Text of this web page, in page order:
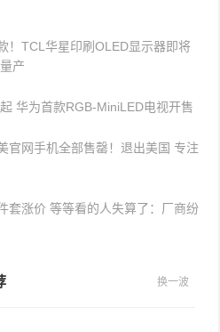
！TCL华星印刷OLED显示器即将
产
华为首款RGB-MiniLED电视开售
官网手机全部售罄！退出美国 专注
套涨价 等等看的人失算了：厂商纷
换一波